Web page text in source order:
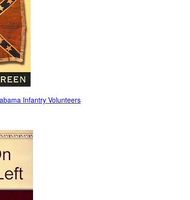
Infantry Volunteers